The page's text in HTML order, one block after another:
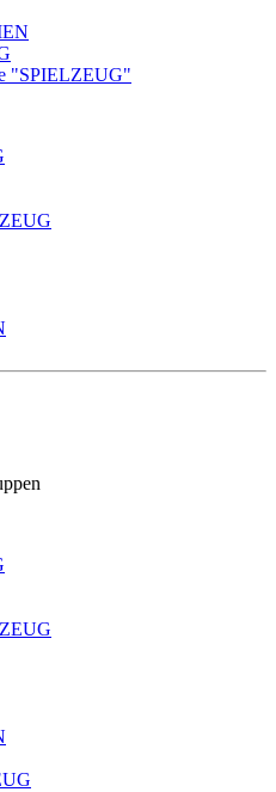
"SPIELZEUG"